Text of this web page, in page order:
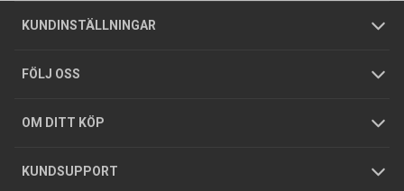
KUNDINSTÄLLNINGAR
Företagskund / Privatkund
FÖLJ OSS
OM DITT KÖP
Allmänna försäljningsvillkor
Integritetspolicy
GDPR
KUNDSUPPORT
Butiker
Foldrar och kataloger
Köpguider
Varumärken
Om oss
Tjänster
Hållbarhet
Jobba hos oss